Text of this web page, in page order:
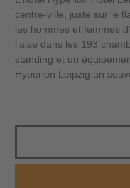
centre-ville, juste sur le
les hommes et femmes
l'aise dans les 193
standing et un
Hyperion Leipzig un